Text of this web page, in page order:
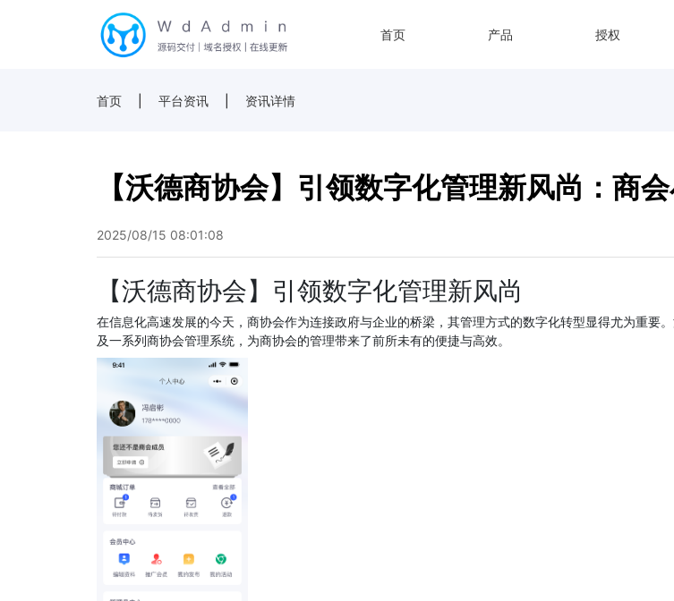
首页 产品 授权
首页 平台资讯 资讯详情
【沃德商协会】引领数字化管理新风尚：商
2025/08/15 08:01:08
【沃德商协会】引领数字化管理新风尚
在信息化高速发展的今天，商协会作为连接政府与企业的桥梁，其管理方式的数字化转型显得尤为重要
及一系列商协会管理系统，为商协会的管理带来了前所未有的便捷与高效。